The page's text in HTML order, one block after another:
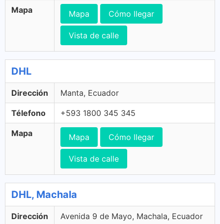
Mapa Mapa Cómo llegar
Vista de calle
DHL
Dirección Manta, Ecuador
Télefono +593 1800 345 345
Mapa Mapa Cómo llegar
Vista de calle
DHL, Machala
Dirección Avenida 9 de Mayo, Machala, Ecuador